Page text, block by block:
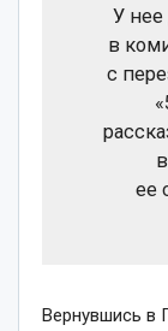
У нее
в
с
ее
Вернувшись в